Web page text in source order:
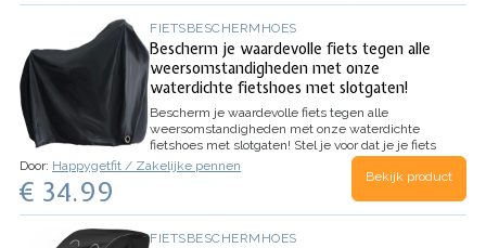
FIETSBESCHERMHOES
Bescherm je waardevolle fiets tegen alle
weersomstandigheden met onze
waterdichte fietshoes met slotgaten!
Bescherm je waardevolle fiets tegen alle
weersomstandigheden met onze waterdichte
fietshoes met slotgaten! Stel je voor dat je je fiets
buiten hebt staan, klaar voor gebruik. Je wilt dat
hij er goed uitziet en in goede staat blijft, maar je
wilt hem ook beschermen tegen de elementen.
Door: Happygetfit / Zakelijke pennen
€ 34.99 Bekijk product
FIETSBESCHERMHOES